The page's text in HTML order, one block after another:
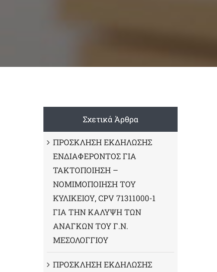
Σχετικά Άρθρα
ΠΡΟΣΚΛΗΣΗ ΕΚΔΗΛΩΣΗΣ
ΕΝΔΙΑΦΕΡΟΝΤΟΣ ΓΙΑ
ΤΑΚΤΟΠΟΙΗΣΗ –
ΝΟΜΙΜΟΠΟΙΗΣΗ ΤΟΥ
ΚΥΛΙΚΕΙΟΥ, CPV 71311000-1
ΓΙΑ ΤΗΝ ΚΑΛΥΨΗ ΤΩΝ
ΑΝΑΓΚΩΝ ΤΟΥ Γ.Ν.
ΜΕΣΟΛΟΓΓΙΟΥ
ΠΡΟΣΚΛΗΣΗ ΕΚΔΗΛΩΣΗΣ